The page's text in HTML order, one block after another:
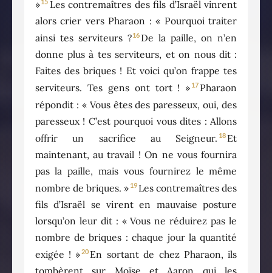
»
Les contremaîtres des fils d’Israël vinrent
alors crier vers Pharaon : « Pourquoi traiter
ainsi tes serviteurs ?16 De la paille, on n’en
donne plus à tes serviteurs, et on nous dit :
Faites des briques ! Et voici qu’on frappe tes
serviteurs. Tes gens ont tort ! » 17 Pharaon
répondit : « Vous êtes des paresseux, oui, des
paresseux ! C’est pourquoi vous dites : Allons
offrir un sacrifice au Seigneur. 18 Et
maintenant, au travail ! On ne vous fournira
pas la paille, mais vous fournirez le même
nombre de briques. » 19 Les contremaîtres des
fils d’Israël se virent en mauvaise posture
lorsqu’on leur dit : « Vous ne réduirez pas le
nombre de briques : chaque jour la quantité
exigée ! »20 En sortant de chez Pharaon, ils